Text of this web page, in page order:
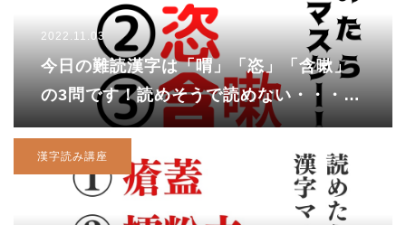
2022.11.03
今日の難読漢字は「喟」「恣」「含嗽」
の3問です！読めそうで読めない・・・何
と読むのかチェック！！
漢字読み講座